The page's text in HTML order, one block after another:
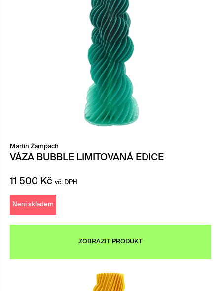
Martin Žampach
VÁZA BUBBLE LIMITOVANÁ EDICE
11 500 Kč vč. DPH
Není skladem
ZOBRAZIT PRODUKT